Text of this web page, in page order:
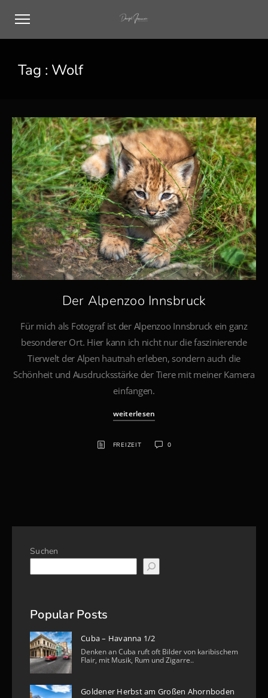
Tag : Wolf
Der Alpenzoo Innsbruck
Für mich als Fotograf ist der Alpenzoo Innsbruck ein ganz
besonderer Ort. Hier kann ich nicht nur die faszinierende
Tierwelt der Alpen hautnah erleben, sondern auch die
Schönheit und Ausdrucksstärke der Tiere mit meiner Kamera
einfangen.
weiterlesen
FREIZEIT 0
Suchen
Popular Posts
Cuba – Havanna 1/2
Denken an Cuba ruft oft Bilder von karibischem
Flair, mit Musik, Rum und Zigarre..
Goldener Herbst am Großen Ahornboden